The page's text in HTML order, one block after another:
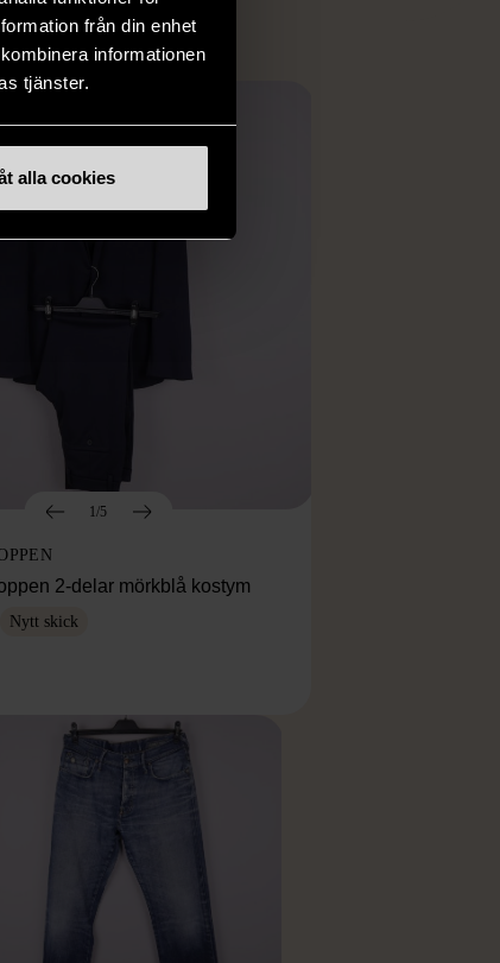
från din enhet
informationen
tjänster.
alla cookies
1/5
2-delar mörkblå kostym
Nytt skick